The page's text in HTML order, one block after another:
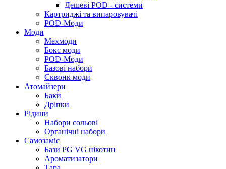
Дешеві POD - системи
Картриджі та випаровувачі
POD-Моди
Моди
Мехмоди
Бокс моди
POD-Моди
Базові набори
Сквонк моди
Атомайзери
Баки
Дріпки
Рідини
Набори сольові
Органічні набори
Самозаміс
Бази PG VG нікотин
Ароматизатори